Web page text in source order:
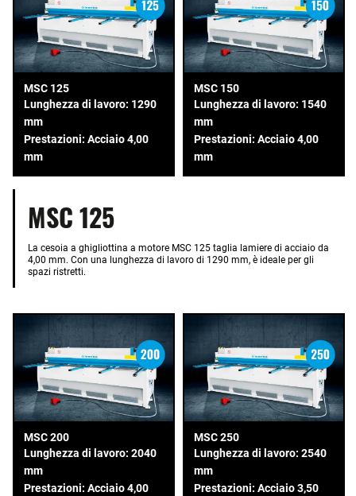
MSC 125
Lunghezza di lavoro: 1290
mm
Prestazioni: Acciaio 4,00
mm
MSC 150
Lunghezza di lavoro: 1540
mm
Prestazioni: Acciaio 4,00
mm
MSC 125
La cesoia a ghigliottina a motore MSC 125 taglia lamiere di acciaio da
4,00 mm. Con una lunghezza di lavoro di 1290 mm, è ideale per gli
spazi ristretti.
MSC 200
Lunghezza di lavoro: 2040
mm
Prestazioni: Acciaio 4,00
MSC 250
Lunghezza di lavoro: 2540
mm
Prestazioni: Acciaio 3,50